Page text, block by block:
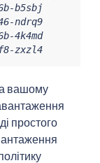
b5sbj
ndrq9
4k4md
zxzl4
вашому
простого